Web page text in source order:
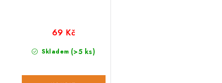
Skladem (>5 ks)
69 Kč